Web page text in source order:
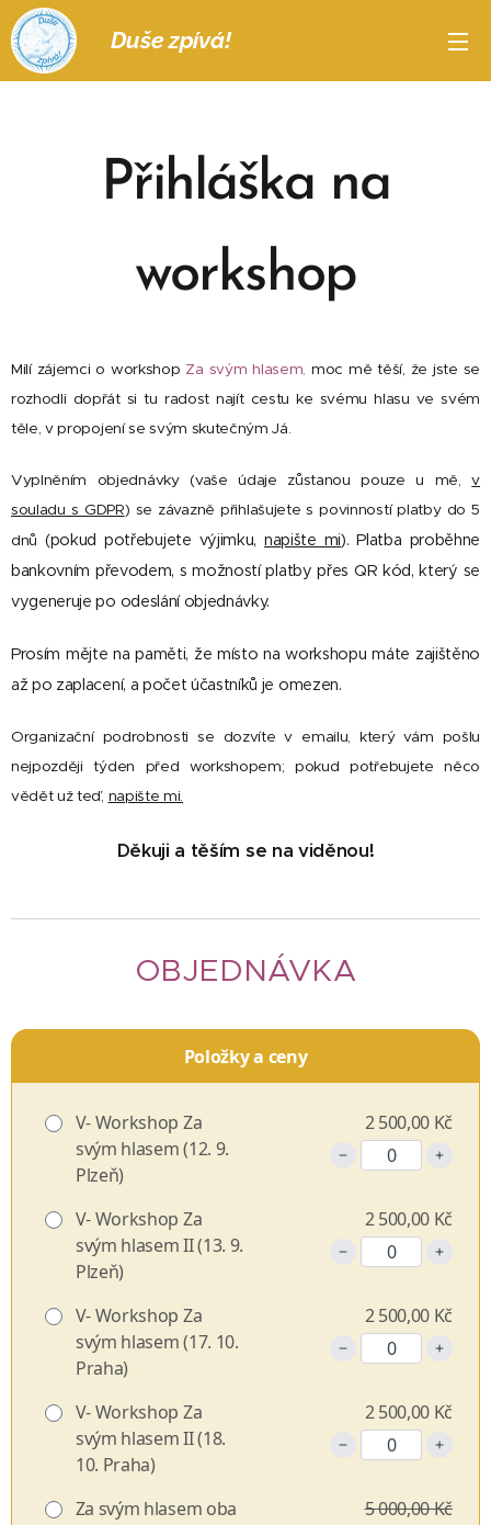
Duše zpívá!
Přihláška na
workshop
Milí zájemci o workshop Za svým hlasem, moc mě těší, že jste se
rozhodli dopřát si tu radost najít cestu ke svému hlasu ve svém
těle, v propojení se svým skutečným Já.
Vyplněním objednávky (vaše údaje zůstanou pouze u mě,v
souladu s GDPR) se závazně přihlašujete s povinností platby do 5
dnů(pokud potřebujete výjimku, napište mi). Platba proběhne
bankovním převodem, s možností platby přes QR kód, který se
vygeneruje po odeslání objednávky.
Prosím mějte na paměti, že místo na workshopu máte zajištěno
až po zaplacení, a počet účastníků je omezen.
Organizační podrobnosti se dozvíte v emailu, který vám pošlu
nejpozději týden před workshopem; pokud potřebujete něco
vědět už teď, napište mi.
Děkuji a těším se na viděnou!
OBJEDNÁVKA
Položky a ceny
V- Workshop Za
svým hlasem (12. 9.
Plzeň)
2 500,00 Kč
V- Workshop Za
svým hlasem II (13. 9.
Plzeň)
2 500,00 Kč
V- Workshop Za
svým hlasem (17. 10.
Praha)
2 500,00 Kč
V- Workshop Za
svým hlasem II (18.
10. Praha)
2 500,00 Kč
Za svým hlasem oba
5 000,00 Kč